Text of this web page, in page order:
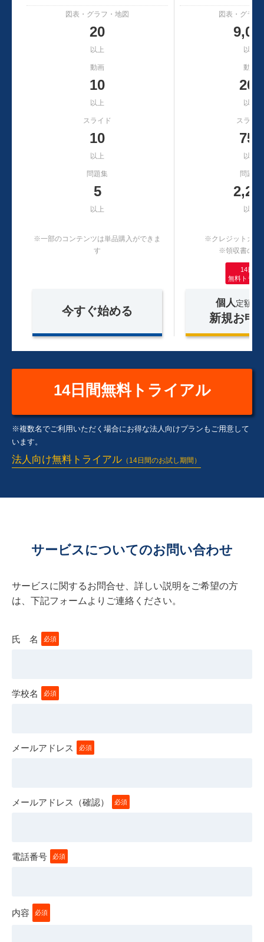
図表・グラフ・地図
20
以上
図表・グラフ
以上
動画
10
以上
動画
200
以上
スライド
10
以上
スライド
750
以上
問題集
5
以上
問題集
以上
※一部のコンテンツは単品購入ができま
す
※クレジットカー
※領収書の発
今すぐ始める
個人定額制
新規お申
14日間
無料トライ
14日間無料トライアル
※複数名でご利用いただく場合にお得な法人向けプランもご用意して
います。
法人向け無料トライアル （14日間のお試し期間）
サービスについてのお問い合わせ
サービスに関するお問合せ、詳しい説明をご希望の方
は、下記フォームよりご連絡ください。
氏 名 必須
学校名 必須
メールアドレス 必須
メールアドレス（確認） 必須
電話番号 必須
内容 必須